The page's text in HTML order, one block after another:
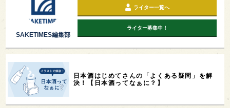
SAKETIMES編集部
ライター一覧へ
ライター募集中！
日本酒はじめてさんの「よくある疑問」を解
決！【日本酒ってなぁに？】